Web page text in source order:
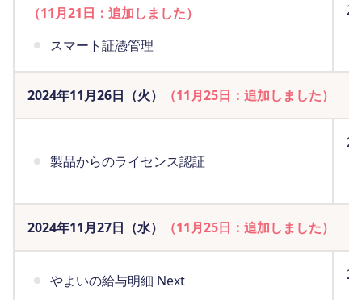
（11月21日：追加しました）
スマート証憑管理
2024年11月26日（火） （11月25日：追加しました）
製品からのライセンス認証
2024年11月27日（水） （11月25日：追加しました）
やよいの給与明細 Next